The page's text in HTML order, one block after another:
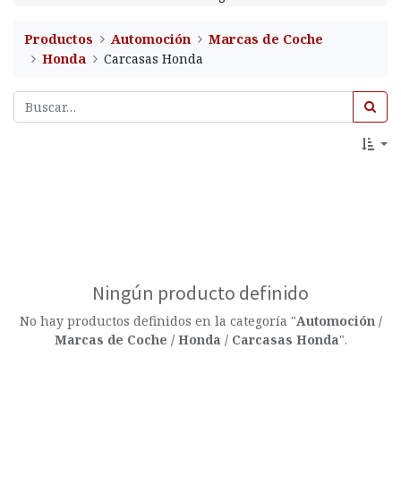
Productos Automoción
Marcas de Coche
Honda
Carcasas Honda
Ningún producto definido
No hay productos definidos en la categoría "Automoción /
Marcas de Coche / Honda / Carcasas Honda".